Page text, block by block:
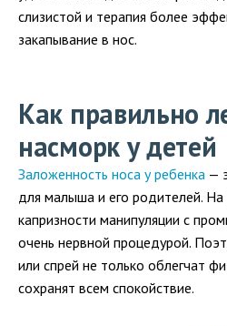
слизистой и терапия более
закапывание в нос.
Как правильно
насморк у детей
Заложенность носа у ребенка —
для малыша и его родителей.
капризности манипуляции с
очень нервной процедурой.
или спрей не только облегчат
сохранят всем спокойствие.